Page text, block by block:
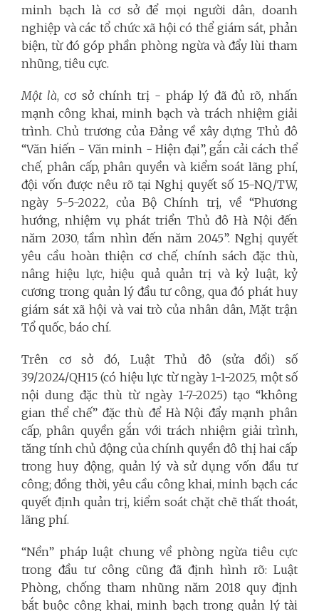
minh bạch là cơ sở để mọi người dân, doanh
nghiệp và các tổ chức xã hội có thể giám sát, phản
biện, từ đó góp phần phòng ngừa và đẩy lùi tham
nhũng, tiêu cực.
Một là, cơ sở chính trị - pháp lý đã đủ rõ, nhấn
mạnh công khai, minh bạch và trách nhiệm giải
trình. Chủ trương của Đảng về xây dựng Thủ đô
“Văn hiến - Văn minh - Hiện đại”, gắn cải cách thể
chế, phân cấp, phân quyền và kiểm soát lãng phí,
đội vốn được nêu rõ tại Nghị quyết số 15-NQ/TW,
ngày 5-5-2022, của Bộ Chính trị, về “Phương
hướng, nhiệm vụ phát triển Thủ đô Hà Nội đến
năm 2030, tầm nhìn đến năm 2045”. Nghị quyết
yêu cầu hoàn thiện cơ chế, chính sách đặc thù,
nâng hiệu lực, hiệu quả quản trị và kỷ luật, kỷ
cương trong quản lý đầu tư công, qua đó phát huy
giám sát xã hội và vai trò của nhân dân, Mặt trận
Tổ quốc, báo chí.
Trên cơ sở đó, Luật Thủ đô (sửa đổi) số
39/2024/QH15 (có hiệu lực từ ngày 1-1-2025, một số
nội dung đặc thù từ ngày 1-7-2025) tạo “không
gian thể chế” đặc thù để Hà Nội đẩy mạnh phân
cấp, phân quyền gắn với trách nhiệm giải trình,
tăng tính chủ động của chính quyền đô thị hai cấp
trong huy động, quản lý và sử dụng vốn đầu tư
công; đồng thời, yêu cầu công khai, minh bạch các
quyết định quản trị, kiểm soát chặt chẽ thất thoát,
lãng phí.
“Nền” pháp luật chung về phòng ngừa tiêu cực
trong đầu tư công cũng đã định hình rõ: Luật
Phòng, chống tham nhũng năm 2018 quy định
bắt buộc công khai, minh bạch trong quản lý tài